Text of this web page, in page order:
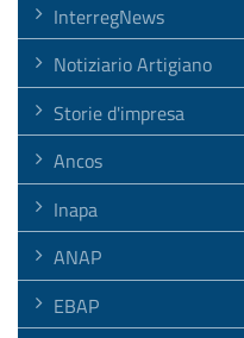
InterregNews
Notiziario Artigiano
Storie d'impresa
Ancos
Inapa
ANAP
EBAP